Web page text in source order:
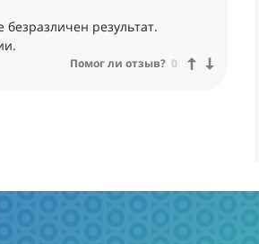
результат.
Помог ли отзыв? 0